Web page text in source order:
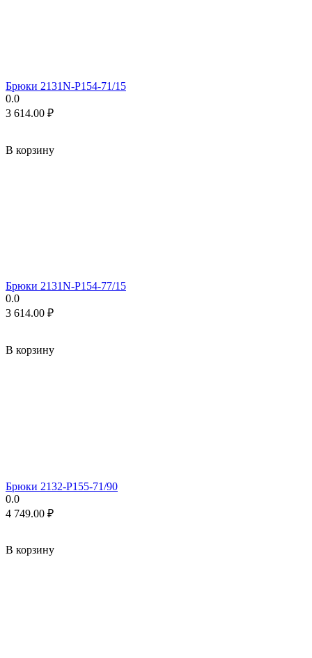
Брюки 2131N-P154-71/15
0.0
3 614.00 ₽
В корзину
Брюки 2131N-P154-77/15
0.0
3 614.00 ₽
В корзину
Брюки 2132-P155-71/90
0.0
4 749.00 ₽
В корзину